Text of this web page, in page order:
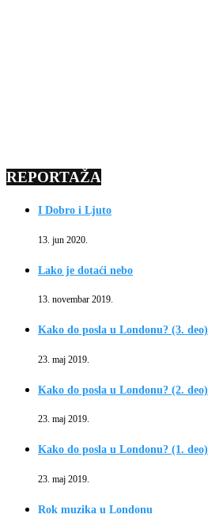
REPORTAŽA
I Dobro i Ljuto
13. jun 2020.
Lako je dotaći nebo
13. novembar 2019.
Kako do posla u Londonu? (3. deo)
23. maj 2019.
Kako do posla u Londonu? (2. deo)
23. maj 2019.
Kako do posla u Londonu? (1. deo)
23. maj 2019.
Rok muzika u Londonu